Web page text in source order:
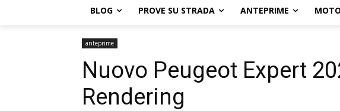
BLOG PROVE SU STRADA ANTEPRIME
anteprime
Nuovo Peugeot Expert
Rendering